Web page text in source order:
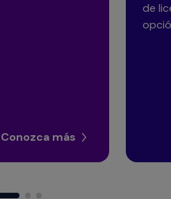
Conozca más
de